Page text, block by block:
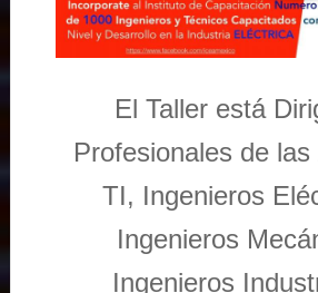
El Taller está
Profesionales de
TI, Ingenieros
Ingenieros
Ingenieros